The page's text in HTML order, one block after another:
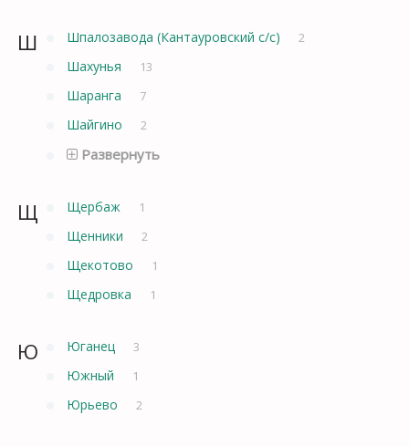
Ш Шпалозавода (Кантауровский с/с) 2
Шахунья 13
Шаранга 7
Шайгино 2
Развернуть
Щ Щербаж 1
Щенники 2
Щекотово 1
Щедровка 1
Ю Юганец 3
Южный 1
Юрьево 2